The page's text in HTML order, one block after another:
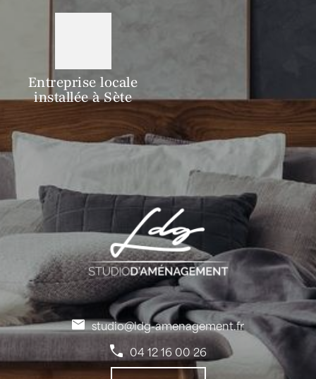
Entreprise locale
installée à Sète
studio@ldg-amenagement.fr
04 12 16 00 26